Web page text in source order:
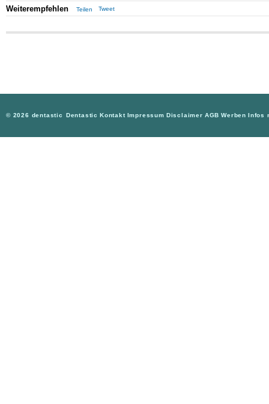
Weiterempfehlen Teilen Tweet
© 2026 dentastic Dentastic Kontakt Impressum Disclaimer AGB Werben Infos